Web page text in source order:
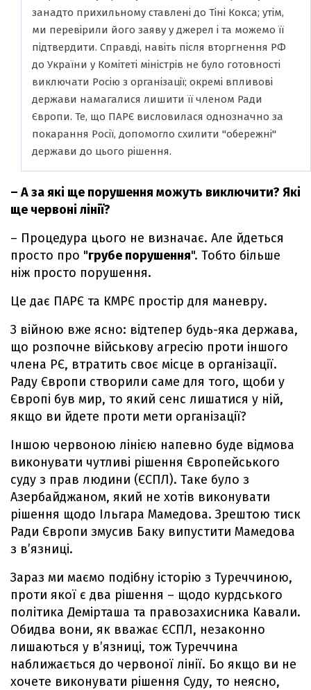
занадто прихильному ставлені до Тіні Кокса; утім,
ми перевірили його заяву у джерел і та можемо її
підтвердити. Справді, навіть після вторгнення РФ
до України у Комітеті міністрів не було готовності
виключати Росію з організації; окремі впливові
держави намагалися лишити її членом Ради
Європи. Те, що ПАРЄ висловилася однозначно за
покарання Росії, допомогло схилити "обережні"
держави до цього рішення.
– А за які ще порушення можуть виключити? Які
ще червоні лінії?
– Процедура цього не визначає. Але йдеться
просто про "грубе порушення". Тобто більше
ніж просто порушення.
Це дає ПАРЄ та КМРЄ простір для маневру.
З війною вже ясно: відтепер будь-яка держава,
що розпочне військову агресію проти іншого
члена РЄ, втратить своє місце в організації.
Раду Європи створили саме для того, щоби у
Європі був мир, то який сенс лишатися у ній,
якщо ви йдете проти мети організації?
Іншою червоною лінією напевно буде відмова
виконувати чутливі рішення Європейського
суду з прав людини (ЄСПЛ). Таке було з
Азербайджаном, який не хотів виконувати
рішення щодо Ільгара Мамедова. Зрештою тиск
Ради Європи змусив Баку випустити Мамедова
з в’язниці.
Зараз ми маємо подібну історію з Туреччиною,
проти якої є два рішення – щодо курдського
політика Демірташа та правозахисника Кавали.
Обидва вони, як вважає ЄСПЛ, незаконно
лишаються у в’язниці, тож Туреччина
наближається до червоної лінії. Бо якщо ви не
хочете виконувати рішення Суду, то неясно,